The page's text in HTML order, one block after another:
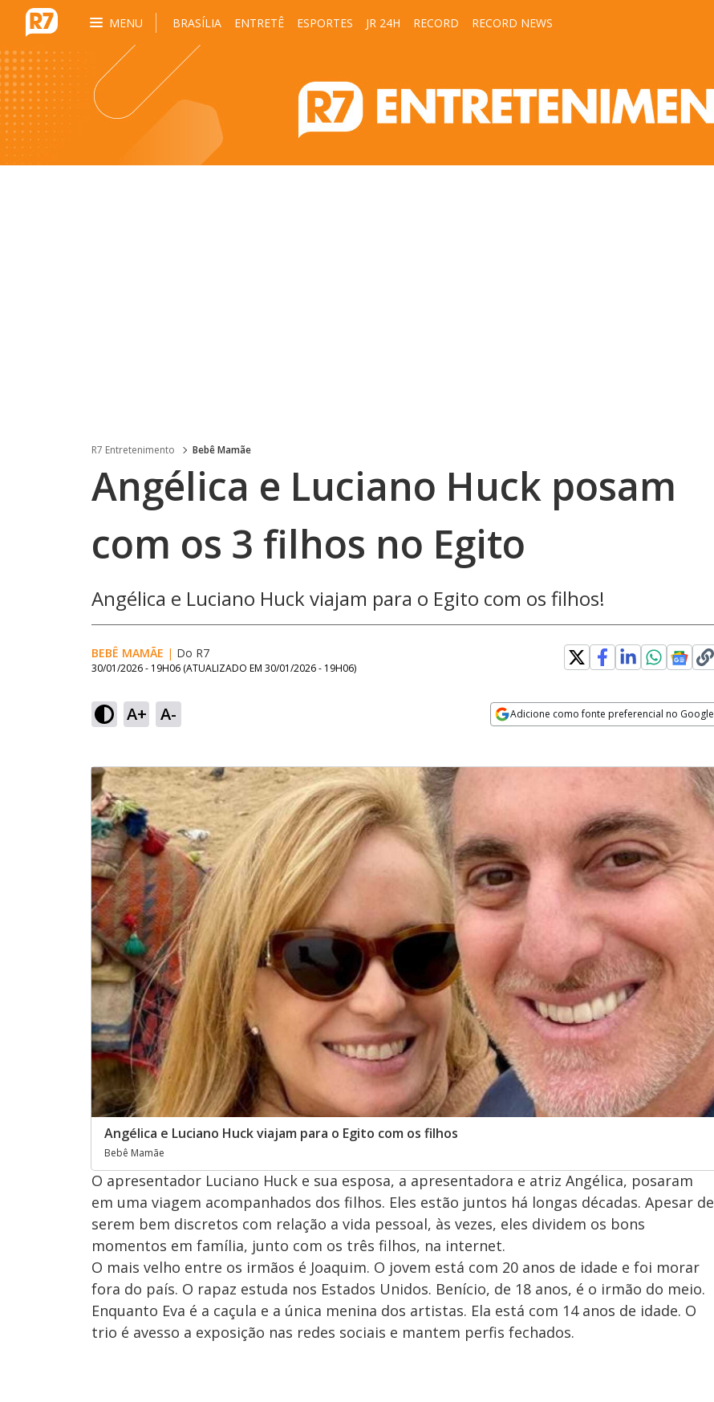
MENU BRASÍLIA ENTRETÊ ESPORTES JR 24H RECORD RECORD NEWS
R7 Entretenimento Bebê Mamãe
Angélica e Luciano Huck posam
com os 3 filhos no Egito
Angélica e Luciano Huck viajam para o Egito com os filhos!
BEBÊ MAMÃE | Do R7
30/01/2026 - 19H06 (ATUALIZADO EM 30/01/2026 - 19H06)
A+ A- Adicione como fonte preferencial no Google
Angélica e Luciano Huck viajam para o Egito com os filhos
Bebê Mamãe
O apresentador Luciano Huck e sua esposa, a apresentadora e atriz Angélica, posaram
em uma viagem acompanhados dos filhos. Eles estão juntos há longas décadas. Apesar de
serem bem discretos com relação a vida pessoal, às vezes, eles dividem os bons
momentos em família, junto com os três filhos, na internet.
O mais velho entre os irmãos é Joaquim. O jovem está com 20 anos de idade e foi morar
fora do país. O rapaz estuda nos Estados Unidos. Benício, de 18 anos, é o irmão do meio.
Enquanto Eva é a caçula e a única menina dos artistas. Ela está com 14 anos de idade. O
trio é avesso a exposição nas redes sociais e mantem perfis fechados.